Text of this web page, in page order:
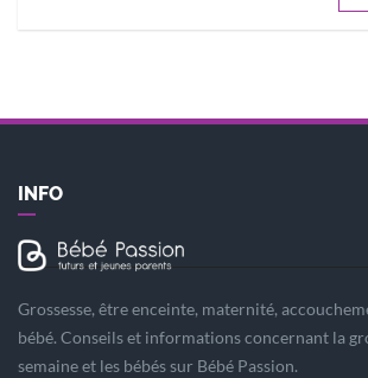
INFO
Grossesse, être enceinte, maternité,
bébé. Conseils et informations concernant la
semaine et les bébés sur Bébé Passion.